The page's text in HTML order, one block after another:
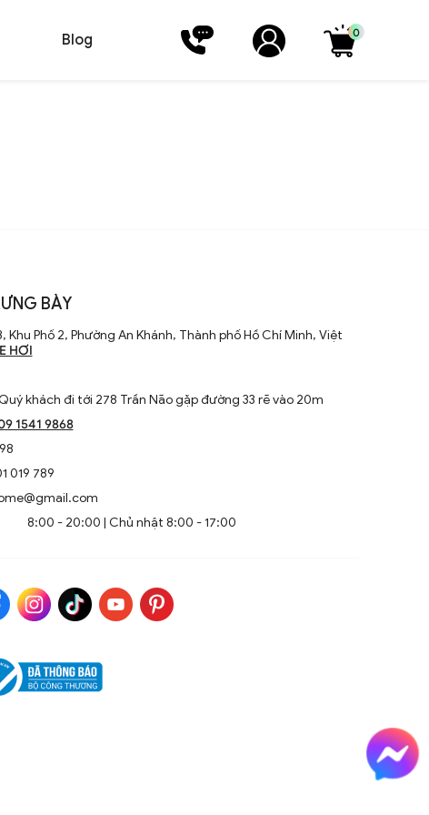
Blog 0
BÀY
Khu Phố 2, Phường An Khánh, Thành phố Hồ Chí Minh, Việt
HƠI
khách đi tới 278 Trần Não gặp đường 33 rẽ vào 20m
1541 9868
019 789
8:00 - 20:00 | Chủ nhật 8:00 - 17:00